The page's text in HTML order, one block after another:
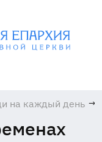
на каждый день →